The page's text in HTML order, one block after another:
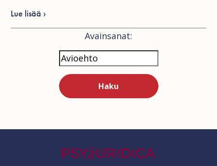
Lue lisää ›
Avainsanat: